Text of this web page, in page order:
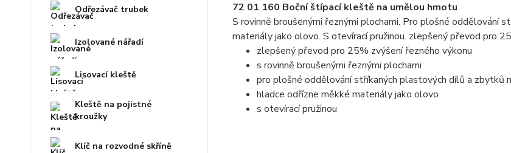
Odřezávač trubek
Izolované nářadí
Lisovací kleště
Kleště na pojistné
kroužky
Klíč na rozvodné skříně
72 01 160 Boční štípací kleště na umělou hmotu
S rovinně broušenými řeznými plochami. Pro plošné
materiály jako olovo. S otevírací pružinou. zlepšený převod pro
zlepšený převod pro 25% zvýšení řezného výkonu
s rovinně broušenými řeznými plochami
pro plošné oddělování stříkaných plastových dílů a zbytků
hladce odřízne měkké materiály jako olovo
s otevírací pružinou